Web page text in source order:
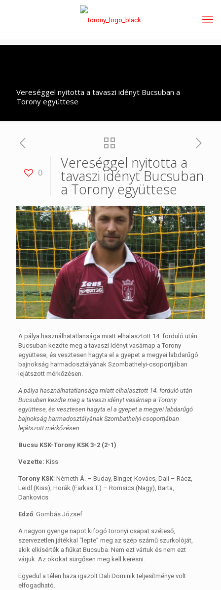
Vereséggel nyitotta a tavaszi idényt Bucsuban a
Torony együttese
0
Vereséggel nyitotta a
tavaszi idényt Bucsuban
a Torony együttese
A pálya használhatatlansága miatt elhalasztott 14. forduló után
Bucsuban kezdte meg a tavaszi idényt vasárnap a Torony
együttese, és vesztesen hagyta el a gyepet a megyei labdarűgó
bajnokság harmadosztályának Szombathelyi-csoportjában
lejátszott mérkőzésen.
A pálya használhatatlansága miatt elhalasztott 14. forduló után
Bucsuban kezdte meg a tavaszi idényt vasárnap a Torony
együttese, és vesztesen hagyta el a gyepet a megyei labdarűgó
bajnokság harmadosztályának Szombathelyi-csoportjában
lejátszott mérkőzésen.
Bucsu KSK-Torony KSK 3-2 (2-1)
Vezette: Kiss
Torony KSK: Németh Á. – Buday, Binger, Kovács, Dali – Rácz,
Leidl (Kiss), Horák (Farkas T.) – Romsics (Nagy), Barta,
Dankovics
Edző: Gombás József
A nagyon gyenge napot kifogó toronyi csapat széteső,
szervezetlen játékkal “lepte” meg az szép számű szurkolóját,
akik elkísérték a fiűkat Bucsuba. Nem ezt vártuk és nem ezt
várjuk. Az okokat sürgősen meg kell keresni.
Egyedül a télen haza igazolt Dali Dominik teljesítménye volt
elfogadható.